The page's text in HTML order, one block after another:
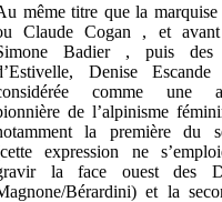
même titre que la marquise
Claude Cogan , et avant
Badier , puis des
Denise
comme une
de l’alpinisme
la première du
expression ne
la face ouest des
Bérardini) et la